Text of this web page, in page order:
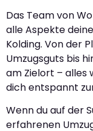
Das Team von
alle Aspekte
Kolding. Von der
Umzugsguts bis
am Zielort – alles
dich entspannt
Wenn du auf der
erfahrenen